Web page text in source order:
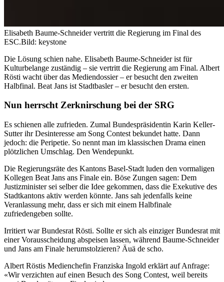
Elisabeth Baume-Schneider vertritt die Regierung im Final des
ESC.Bild: keystone
Die Lösung schien nahe. Elisabeth Baume-Schneider ist für
Kulturbelange zuständig – sie vertritt die Regierung am Final. Albert
Rösti wacht über das Mediendossier – er besucht den zweiten
Halbfinal. Beat Jans ist Stadtbasler – er besucht den ersten.
Nun herrscht Zerknirschung bei der SRG
Es schienen alle zufrieden. Zumal Bundespräsidentin Karin Keller-
Sutter ihr Desinteresse am Song Contest bekundet hatte. Dann
jedoch: die Peripetie. So nennt man im klassischen Drama einen
plötzlichen Umschlag. Den Wendepunkt.
Die Regierungsräte des Kantons Basel-Stadt luden den vormaligen
Kollegen Beat Jans ans Finale ein. Böse Zungen sagen: Dem
Justizminister sei selber die Idee gekommen, dass die Exekutive des
Stadtkantons aktiv werden könnte. Jans sah jedenfalls keine
Veranlassung mehr, dass er sich mit einem Halbfinale
zufriedengeben sollte.
Irritiert war Bundesrat Rösti. Sollte er sich als einziger Bundesrat mit
einer Vorausscheidung abspeisen lassen, während Baume-Schneider
und Jans am Finale herumstolzieren? Äuä de scho.
Albert Röstis Medienchefin Franziska Ingold erklärt auf Anfrage:
«Wir verzichten auf einen Besuch des Song Contest, weil bereits